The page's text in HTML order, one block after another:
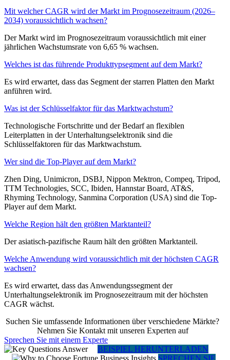
Mit welcher CAGR wird der Markt im Prognosezeitraum (2026–
2034) voraussichtlich wachsen?
Der Markt wird im Prognosezeitraum voraussichtlich mit einer
jährlichen Wachstumsrate von 6,65 % wachsen.
Welches ist das führende Produkttypsegment auf dem Markt?
Es wird erwartet, dass das Segment der starren Platten den Markt
anführen wird.
Was ist der Schlüsselfaktor für das Marktwachstum?
Technologische Fortschritte und der Bedarf an flexiblen
Leiterplatten in der Unterhaltungselektronik sind die
Schlüsselfaktoren für das Marktwachstum.
Wer sind die Top-Player auf dem Markt?
Zhen Ding, Unimicron, DSBJ, Nippon Mektron, Compeq, Tripod,
TTM Technologies, SCC, Ibiden, Hannstar Board, AT&S,
Rhyming Technology, Sanmina Corporation (USA) sind die Top-
Player auf dem Markt.
Welche Region hält den größten Marktanteil?
Der asiatisch-pazifische Raum hält den größten Marktanteil.
Welche Anwendung wird voraussichtlich mit der höchsten CAGR
wachsen?
Es wird erwartet, dass das Anwendungssegment der
Unterhaltungselektronik im Prognosezeitraum mit der höchsten
CAGR wächst.
Suchen Sie umfassende Informationen über verschiedene Märkte?
Nehmen Sie Kontakt mit unseren Experten auf
Sprechen Sie mit einem Experte
BEISPIEL HERUNTERLADEN